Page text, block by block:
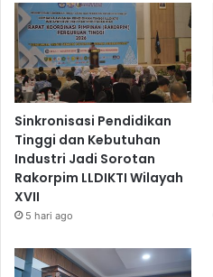
Sinkronisasi Pendidikan
Tinggi dan Kebutuhan
Industri Jadi Sorotan
Rakorpim LLDIKTI Wilayah
XVII
5 hari ago